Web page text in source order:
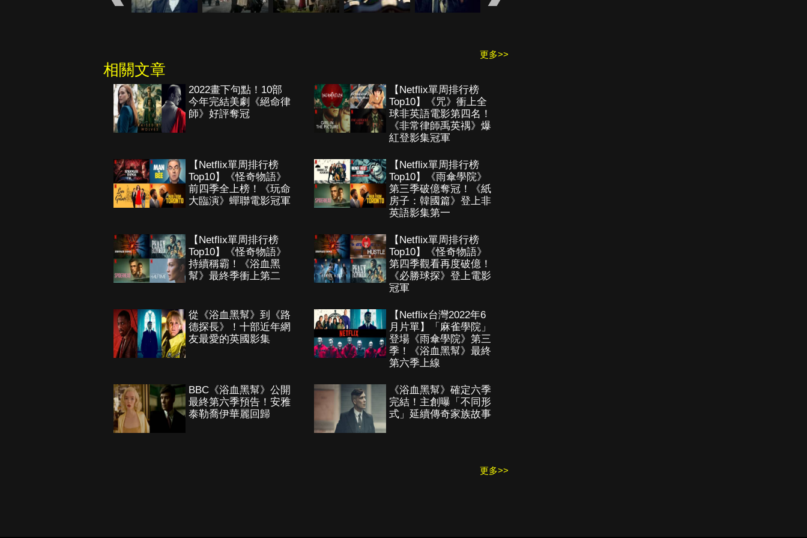
更多>>
相關文章
2022畫下句點！10部
今年完結美劇《絕命律
師》好評奪冠
【Netflix單周排行榜
Top10】《咒》衝上全
球非英語電影第四名！
《非常律師禹英禑》爆
紅登影集冠軍
【Netflix單周排行榜
Top10】《怪奇物語》
前四季全上榜！《玩命
大臨演》蟬聯電影冠軍
【Netflix單周排行榜
Top10】《雨傘學院》
第三季破億奪冠！《紙
房子：韓國篇》登上非
英語影集第一
【Netflix單周排行榜
Top10】《怪奇物語》
持續稱霸！《浴血黑
幫》最終季衝上第二
【Netflix單周排行榜
Top10】《怪奇物語》
第四季觀看再度破億！
《必勝球探》登上電影
冠軍
從《浴血黑幫》到《路
德探長》！十部近年網
友最愛的英國影集
【Netflix台灣2022年6
月片單】「麻雀學院」
登場《雨傘學院》第三
季！《浴血黑幫》最終
第六季上線
BBC《浴血黑幫》公開
最終第六季預告！安雅
泰勒喬伊華麗回歸
《浴血黑幫》確定六季
完結！主創曝「不同形
式」延續傳奇家族故事
更多>>